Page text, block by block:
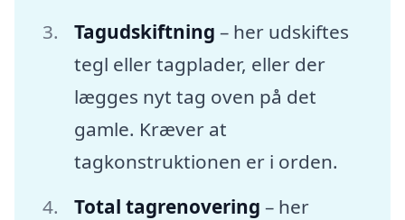
Tagudskiftning – her udskiftes
tegl eller tagplader, eller der
lægges nyt tag oven på det
gamle. Kræver at
tagkonstruktionen er i orden.
Total tagrenovering – her